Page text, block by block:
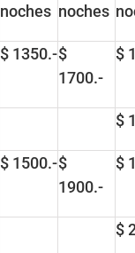
noches noches
$ 1350.-$
1700.-
$
$
$ 1500.-$
1900.-
$
$